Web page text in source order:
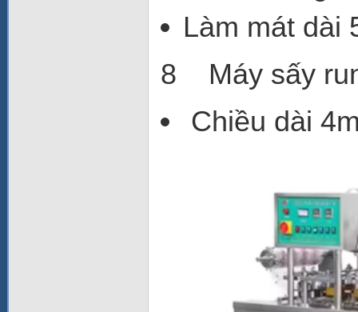
Làm mát dài
8 Máy sấy
Chiều dài